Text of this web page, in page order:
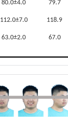
80.0±4.0 79.7
112.0±7.0 118.9
63.0±2.0 67.0